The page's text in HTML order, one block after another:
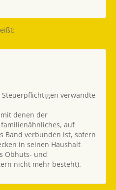
verwandte
mit denen der
auf
Band verbunden ist, sofern
in seinen Haushalt
Obhuts- und
nicht mehr besteht).